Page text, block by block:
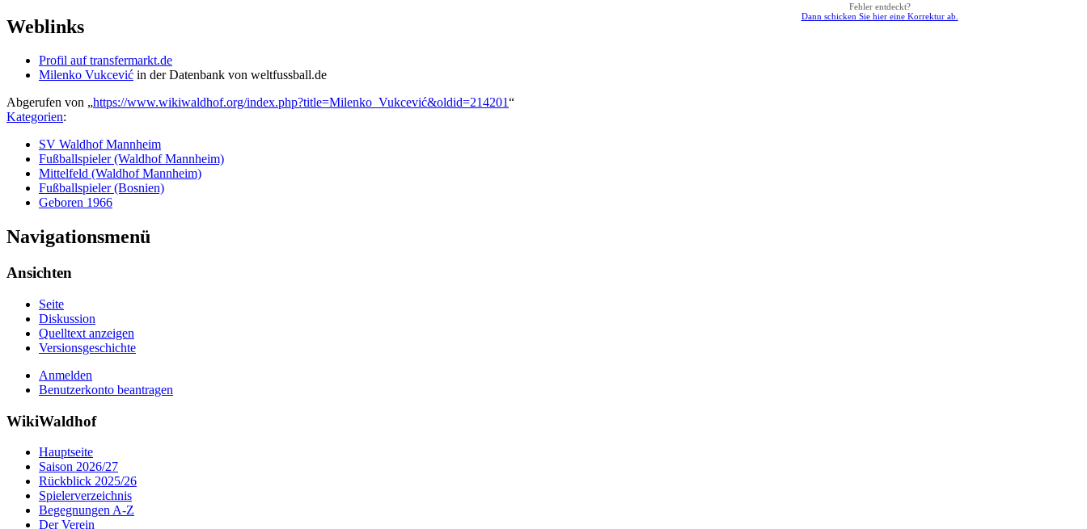
Fehler entdeckt?
Dann schicken Sie hier eine Korrektur ab.
Weblinks
Profil auf transfermarkt.de
Milenko Vukcević in der Datenbank von weltfussball.de
Abgerufen von „https://www.wikiwaldhof.org/index.php?title=Milenko_Vukcević&oldid=214201“
Kategorien:
SV Waldhof Mannheim
Fußballspieler (Waldhof Mannheim)
Mittelfeld (Waldhof Mannheim)
Fußballspieler (Bosnien)
Geboren 1966
Navigationsmenü
Ansichten
Seite
Diskussion
Quelltext anzeigen
Versionsgeschichte
Anmelden
Benutzerkonto beantragen
WikiWaldhof
Hauptseite
Saison 2026/27
Rückblick 2025/26
Spielerverzeichnis
Begegnungen A-Z
Der Verein